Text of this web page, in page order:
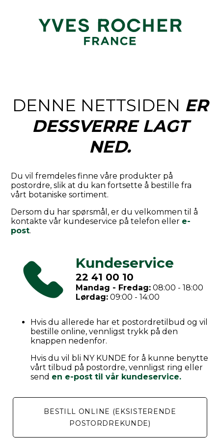
DENNE NETTSIDEN ER
DESSVERRE LAGT
NED.
Du vil fremdeles finne våre produkter på
postordre, slik at du kan fortsette å bestille fra
vårt botaniske sortiment.
Dersom du har spørsmål, er du velkommen til å
kontakte vår kundeservice på telefon eller e-
post.
Kundeservice
22 41 00 10
Mandag - Fredag:08:00 - 18:00
Lørdag:09:00 - 14:00
Hvis du allerede har et postordretilbud og vil
bestille online, vennligst trykk på den
knappen nedenfor.
Hvis du vil bli NY KUNDE for å kunne benytte
vårt tilbud på postordre, vennligst ring eller
send en e-post til vår kundeservice.
BESTILL ONLINE (EKSISTERENDE
POSTORDREKUNDE)